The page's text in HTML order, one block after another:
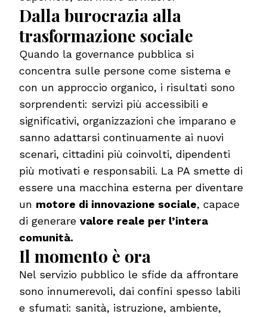
Dalla burocrazia alla
trasformazione sociale
Quando la governance pubblica si
concentra sulle persone come sistema e
con un approccio organico, i risultati sono
sorprendenti: servizi più accessibili e
significativi, organizzazioni che imparano e
sanno adattarsi continuamente ai nuovi
scenari, cittadini più coinvolti, dipendenti
più motivati e responsabili. La PA smette di
essere una macchina esterna per diventare
un motore di innovazione sociale, capace
di generare valore reale per l’intera
comunità.
Il momento è ora
Nel servizio pubblico le sfide da affrontare
sono innumerevoli, dai confini spesso labili
e sfumati: sanità, istruzione, ambiente,